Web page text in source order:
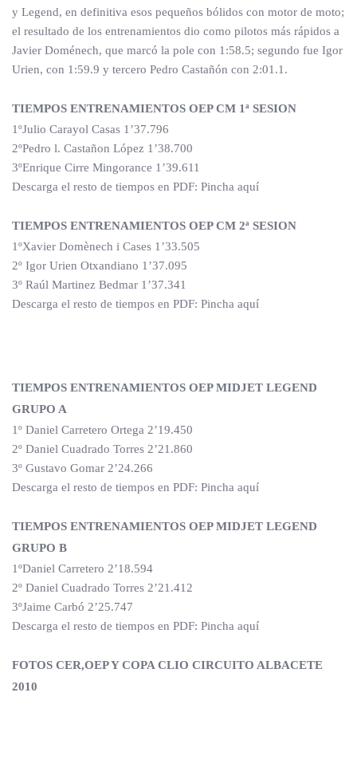
y Legend, en definitiva esos pequeños bólidos con motor de moto;
el resultado de los entrenamientos dio como pilotos más rápidos a
Javier Doménech, que marcó la pole con 1:58.5; segundo fue Igor
Urien, con 1:59.9 y tercero Pedro Castañón con 2:01.1.
TIEMPOS ENTRENAMIENTOS OEP CM 1ª SESION
1ºJulio Carayol Casas 1’37.796
2ºPedro l. Castañon López 1’38.700
3ºEnrique Cirre Mingorance 1’39.611
Descarga el resto de tiempos en PDF: Pincha aquí
TIEMPOS ENTRENAMIENTOS OEP CM 2ª SESION
1ºXavier Domènech i Cases 1’33.505
2º Igor Urien Otxandiano 1’37.095
3º Raúl Martinez Bedmar 1’37.341
Descarga el resto de tiempos en PDF: Pincha aquí
TIEMPOS ENTRENAMIENTOS OEP MIDJET LEGEND
GRUPO A
1º Daniel Carretero Ortega 2’19.450
2º Daniel Cuadrado Torres 2’21.860
3º Gustavo Gomar 2’24.266
Descarga el resto de tiempos en PDF: Pincha aquí
TIEMPOS ENTRENAMIENTOS OEP MIDJET LEGEND
GRUPO B
1ºDaniel Carretero 2’18.594
2º Daniel Cuadrado Torres 2’21.412
3ºJaime Carbó 2’25.747
Descarga el resto de tiempos en PDF: Pincha aquí
FOTOS CER,OEP Y COPA CLIO CIRCUITO ALBACETE
2010